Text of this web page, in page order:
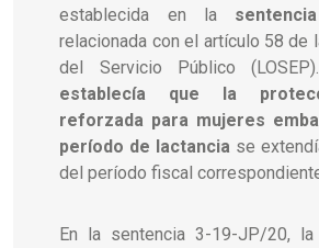
establecida en la
relacionada con el artículo 58 de
del Servicio Público
establecía que la
reforzada para mujeres
período de lactancia se
del período fiscal
En la sentencia 3-19-JP/20, la